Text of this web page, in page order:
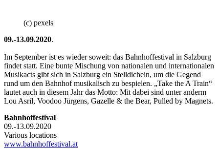
(c) pexels
09.-13.09.2020.
Im September ist es wieder soweit: das Bahnhoffestival in Salzburg
findet statt. Eine bunte Mischung von nationalen und internationalen
Musikacts gibt sich in Salzburg ein Stelldichein, um die Gegend
rund um den Bahnhof musikalisch zu bespielen. „Take the A Train“
lautet auch in diesem Jahr das Motto: Mit dabei sind unter anderm
Lou Asril, Voodoo Jürgens, Gazelle & the Bear, Pulled by Magnets.
Bahnhoffestival
09.-13.09.2020
Various locations
www.bahnhoffestival.at